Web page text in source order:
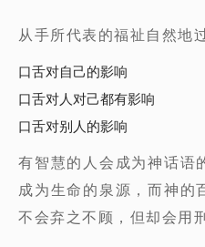
从手所代表的福祉自然地
口舌对自己的影响
口舌对人对己都有影响
口舌对别人的影响
有智慧的人会成为神话语
成为生命的泉源，而神的
不会弃之不顾，但却会用